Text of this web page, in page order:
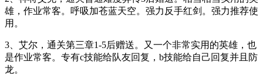
雄，作业常客。呼吸加苍蓝天空。强力反手红剑。强力推荐使
用。
3、艾尔，通关第三章1-5后赠送。又一个非常实用的英雄，也
是作业常客。专有c技能给队友回复，b技能给自己回复并且防
龙。